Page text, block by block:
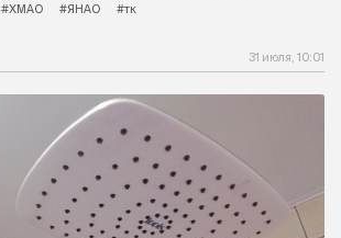
#ХМАО #ЯНАО #тк
31 июля, 10:01